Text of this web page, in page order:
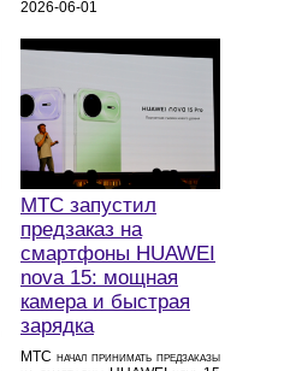
2026-06-01
МТС запустил
предзаказ на
смартфоны HUAWEI
nova 15: мощная
камера и быстрая
зарядка
МТС начал принимать предзаказы